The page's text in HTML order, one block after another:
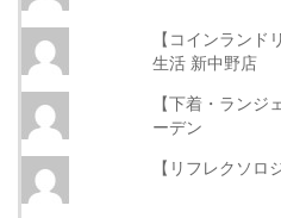
【コインランド
生活 新中野店
【下着・ランジ
ーデン
【リフレクソロ